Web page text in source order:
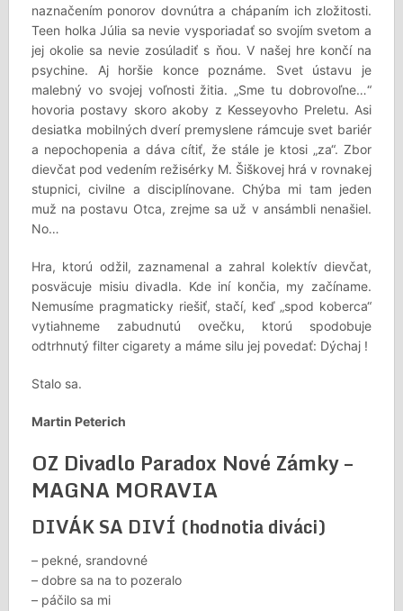
naznačením ponorov dovnútra a chápaním ich zložitosti.
Teen holka Júlia sa nevie vysporiadať so svojím svetom a
jej okolie sa nevie zosúladiť s ňou. V našej hre končí na
psychine. Aj horšie konce poznáme. Svet ústavu je
malebný vo svojej voľnosti žitia. „Sme tu dobrovoľne…“
hovoria postavy skoro akoby z Kesseyovho Preletu. Asi
desiatka mobilných dverí premyslene rámcuje svet bariér
a nepochopenia a dáva cítiť, že stále je ktosi „za“. Zbor
dievčat pod vedením režisérky M. Šiškovej hrá v rovnakej
stupnici, civilne a disciplínovane. Chýba mi tam jeden
muž na postavu Otca, zrejme sa už v ansámbli nenašiel.
No…
Hra, ktorú odžil, zaznamenal a zahral kolektív dievčat,
posväcuje misiu divadla. Kde iní končia, my začíname.
Nemusíme pragmaticky riešiť, stačí, keď „spod koberca“
vytiahneme zabudnutú ovečku, ktorú spodobuje
odtrhnutý filter cigarety a máme silu jej povedať: Dýchaj !
Stalo sa.
Martin Peterich
OZ Divadlo Paradox Nové Zámky –
MAGNA MORAVIA
DIVÁK SA DIVÍ (hodnotia diváci)
– pekné, srandovné
– dobre sa na to pozeralo
– páčilo sa mi